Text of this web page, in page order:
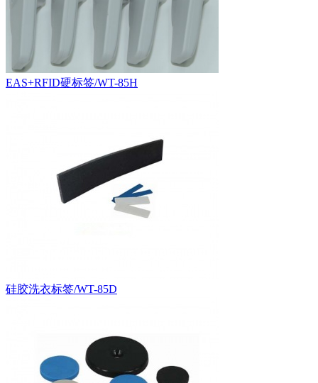
EAS+RFID硬标签/WT-85H
硅胶洗衣标签/WT-85D